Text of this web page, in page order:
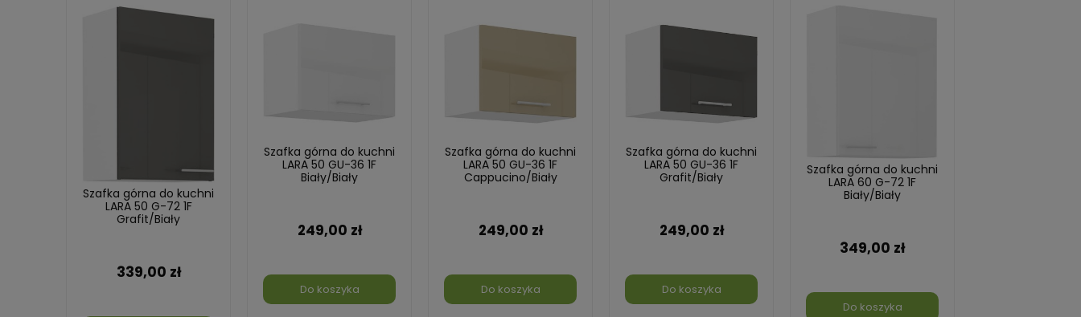
Szafka górna do kuchni
LARA 50 G-72 1F
Grafit/Biały
339,00 zł
Szafka górna do kuchni
LARA 50 GU-36 1F
Biały/Biały
249,00 zł
Do koszyka
Szafka górna do kuchni
LARA 50 GU-36 1F
Cappucino/Biały
249,00 zł
Do koszyka
Szafka górna do kuchni
LARA 50 GU-36 1F
Grafit/Biały
249,00 zł
Do koszyka
Szafka górna do kuchni
LARA 60 G-72 1F
Biały/Biały
349,00 zł
Do koszyka